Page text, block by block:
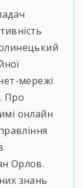
мережі
Про
онлайн
Орлов.
знань